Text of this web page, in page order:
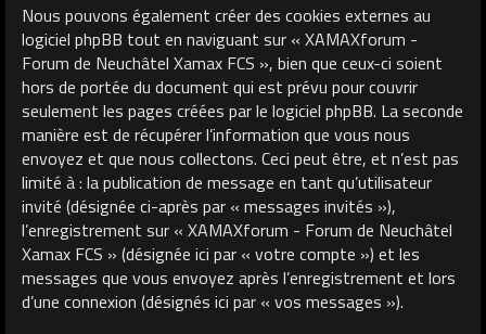
Nous pouvons également créer des cookies externes au
logiciel phpBB tout en naviguant sur « XAMAXforum -
Forum de Neuchâtel Xamax FCS », bien que ceux-ci soient
hors de portée du document qui est prévu pour couvrir
seulement les pages créées par le logiciel phpBB. La seconde
manière est de récupérer l’information que vous nous
envoyez et que nous collectons. Ceci peut être, et n’est pas
limité à : la publication de message en tant qu’utilisateur
invité (désignée ci-après par « messages invités »),
l’enregistrement sur « XAMAXforum - Forum de Neuchâtel
Xamax FCS » (désignée ici par « votre compte ») et les
messages que vous envoyez après l’enregistrement et lors
d’une connexion (désignés ici par « vos messages »).